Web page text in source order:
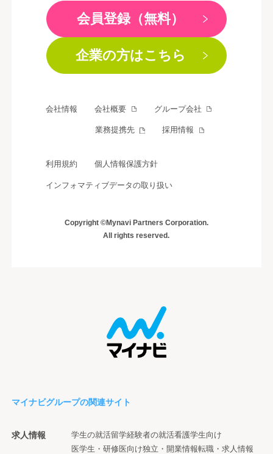
会員登録（無料）
企業の方はこちら
会社情報 会社概要 グループ会社
業務提携先 採用情報
利用規約 個人情報保護方針
インフォマティブデータの取り扱い
Copyright ©Mynavi Partners Corporation.
All rights reserved.
マイナビグループの関連サイト
求人情報 学生の就活留学経験者の就活看護学生向け
医学生・研修医向け独立・開業情報転職・求人情報